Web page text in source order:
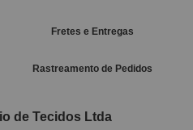
Fretes e Entregas
Rastreamento de Pedidos
de Tecidos Ltda